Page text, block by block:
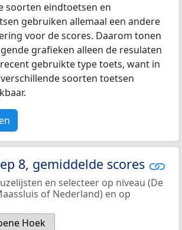
soorten eindtoetsen en
gebruiken allemaal een andere
voor de scores. Daarom tonen
grafieken alleen de resulaten
gebruikte type toets, want in
soorten toetsen
8, gemiddelde scores
en selecteer op niveau (De
of Nederland) en op
Hoek